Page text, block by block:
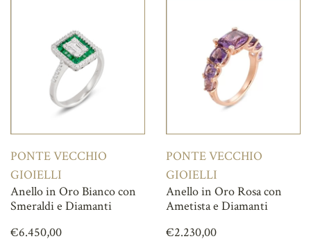
PONTE VECCHIO
GIOIELLI
Anello in Oro Bianco con
Smeraldi e Diamanti
€6.450,00
PONTE VECCHIO
GIOIELLI
Anello in Oro Rosa con
Ametista e Diamanti
€2.230,00